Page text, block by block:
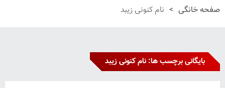
صفحه خانگی > نام کنونی زیبد
بایگانی برچسب ها: نام کنونی زیبد